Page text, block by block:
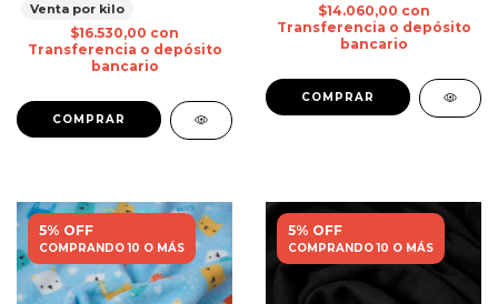
Venta por kilo
$16.530,00 con
Transferencia o depósito
bancario
$14.060,00 con
Transferencia o depósito
bancario
5% OFF
COMPRANDO 10 O MÁS
5% OFF
COMPRANDO 10 O MÁS